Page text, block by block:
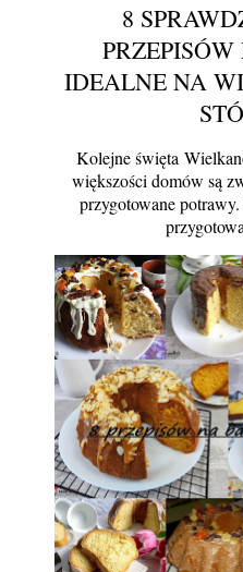
8
IDEALNE NA
Kolejne święta
większości domów są
przygotowane